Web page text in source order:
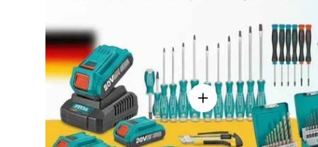
Einzelheiten anzeigen